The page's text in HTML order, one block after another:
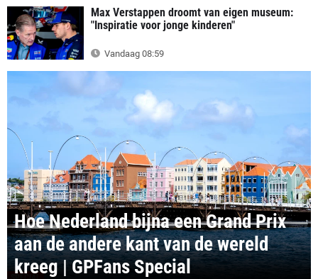
Max Verstappen droomt van eigen museum:
"Inspiratie voor jonge kinderen"
Vandaag 08:59
Hoe Nederland bijna een Grand Prix
aan de andere kant van de wereld
kreeg | GPFans Special